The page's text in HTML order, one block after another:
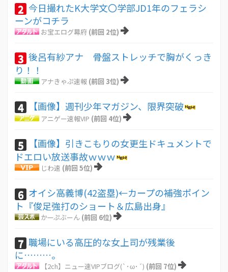
2 今日撮れたK大学文〇学部JD1年のフェラシ
ーンがコチラ
お宝エログ幕府 (前回 2位)
3 後呂有紗アナ 骨盤ストレッチで胸がくっき
り！！
アナきゃぷ速報 (前回 3位)
4 【画像】週刊少年マガジン、限界突破
アニゲー速報VIP (前回 4位)
5
【画像】引きこもりの女更生ドキュメントで
ドエロい放送事故ｗｗｗ
じわ速 (前回 5位)
6 オイシ高義博(42盗塁)←カープの補強ポイン
ト『俊足強打のショート＆広島出身』
かーぷぶーん (前回 6位)
7 職場にいる高圧的な女上司が残業後
に………。
【2ch】ニュー速VIPブログ(`･ω･´) (前回 7位)